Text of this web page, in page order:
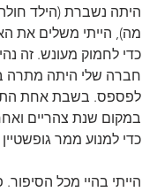
היתה נשברת (הילד חולה
מה), הייתי משלים את
כדי לחמוק מעונש. זה
חברה שלי היתה מתרה
במקום שנת צהריים
כדי למנוע ממר
הייתי בהיי מכל